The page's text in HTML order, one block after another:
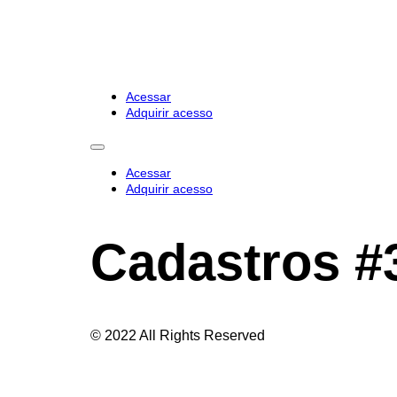
Acessar
Adquirir acesso
Acessar
Adquirir acesso
Cadastros
© 2022 All Rights Reserved